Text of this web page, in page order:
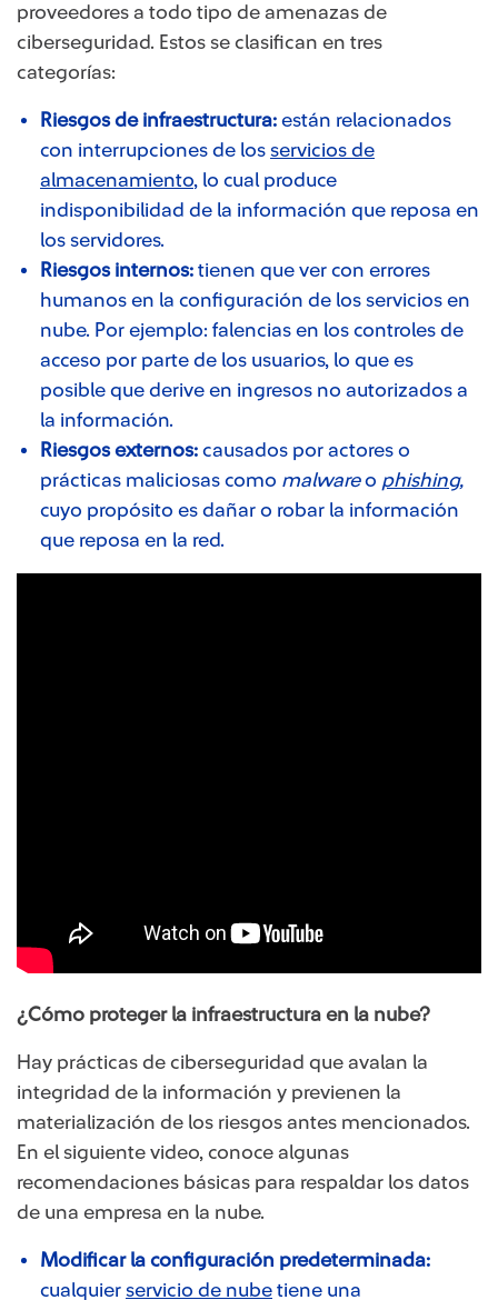
proveedores a todo tipo de amenazas de
ciberseguridad. Estos se clasifican en tres
categorías:
Riesgos de infraestructura: están relacionados
con interrupciones de los servicios de
almacenamiento, lo cual produce
indisponibilidad de la información que reposa en
los servidores.
Riesgos internos: tienen que ver con errores
humanos en la configuración de los servicios en
nube. Por ejemplo: falencias en los controles de
acceso por parte de los usuarios, lo que es
posible que derive en ingresos no autorizados a
la información.
Riesgos externos: causados por actores o
prácticas maliciosas como malwareo phishing,
cuyo propósito es dañar o robar la información
que reposa en la red.
¿Cómo proteger la infraestructura en la nube?
Hay prácticas de ciberseguridad que avalan la
integridad de la información y previenen la
materialización de los riesgos antes mencionados.
En el siguiente video, conoce algunas
recomendaciones básicas para respaldar los datos
de una empresa en la nube.
Modificar la configuración predeterminada:
cualquier servicio de nube tiene una